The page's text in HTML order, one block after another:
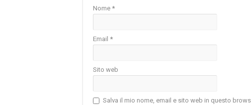
Nome *
Email *
Sito web
Salva il mio nome, email e sito web in questo